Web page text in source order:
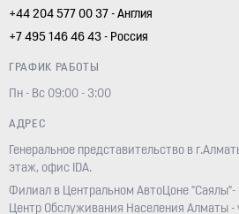
+44 204 577 00 37 - Англия
+7 495 146 46 43 - Россия
ГРАФИК РАБОТЫ
Пн - Вс 09:00 - 3:00
АДРЕС
Генеральное представительство в
этаж, офис IDA.
Филиал в Центральном АвтоЦоне
Центр Обслуживания Населения Алматы